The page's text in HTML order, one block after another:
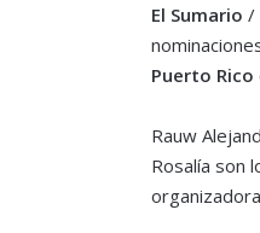
El Sumario /
Puerto Rico
Rauw
Rosalía son